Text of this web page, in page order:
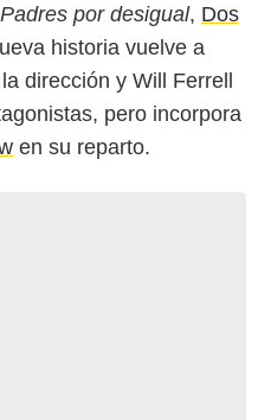
Padres por desigual, Dos
historia vuelve a
dirección y Will Ferrell
pero incorpora
en su reparto.